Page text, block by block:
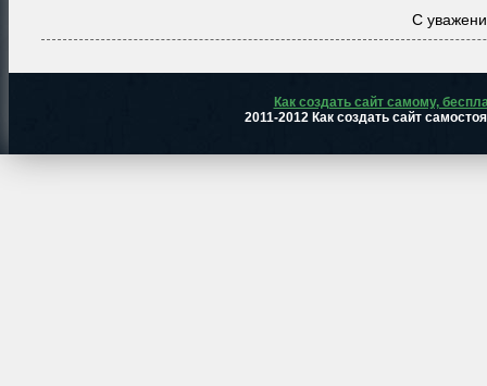
С
Как создать сайт самому,
2011-2012 Как создать сайт